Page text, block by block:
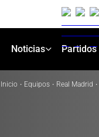
Noticias Partidos
Inicio · Equipos · Real Madrid ·